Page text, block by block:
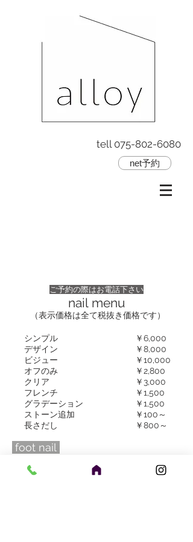
tell 075-802-6080
net予約
ご予約の際はお電話下さい
​nail menu
（​表示価格は全て税抜き価格です）
​シンプル
デザイン
ビジュー
​オフのみ
​クリア
フレンチ
グラデーション
ストーン追加
​長さだし
￥6,000
￥8,000
￥10,000
​￥2,800
​￥3,000
​￥1,500
￥1,500
​￥100～
​￥800～
foot nail
​シンプル
デザイン
￥6,000
￥8,000​​